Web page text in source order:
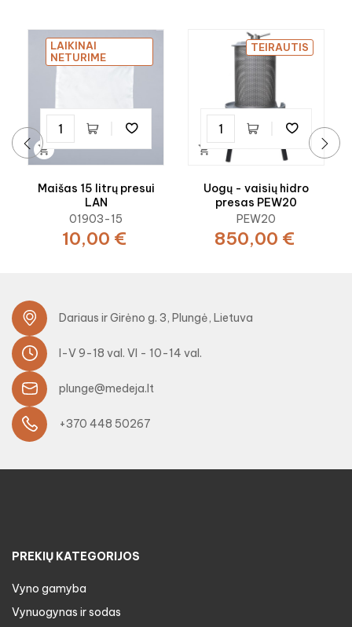

LAIKINAI
NETURIME
Maišas 15 litrų presui
LAN
01903-15
10,00 €

TEIRAUTIS
Uogų - vaisių hidro
presas PEW20
PEW20
850,00 €
Dariaus ir Girėno g. 3, Plungė, Lietuva
I-V 9-18 val. VI - 10-14 val.
plunge@medeja.lt
+370 448 50267
PREKIŲ KATEGORIJOS
Vyno gamyba
Vynuogynas ir sodas